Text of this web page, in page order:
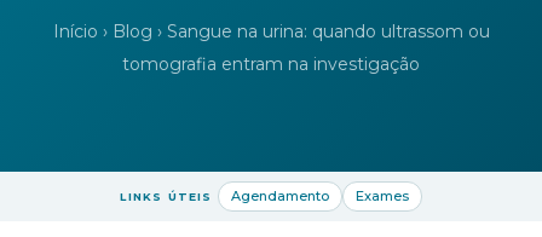
Ultrassonografia
Início › Blog › Sangue na urina: quando ultrassom ou
tomografia entram na investigação
LINKS ÚTEIS Agendamento Exames